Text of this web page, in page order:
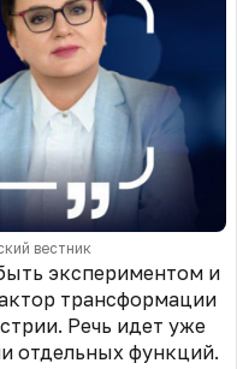
вестник
экспериментом и
трансформации
Речь идет уже
отдельных функций.